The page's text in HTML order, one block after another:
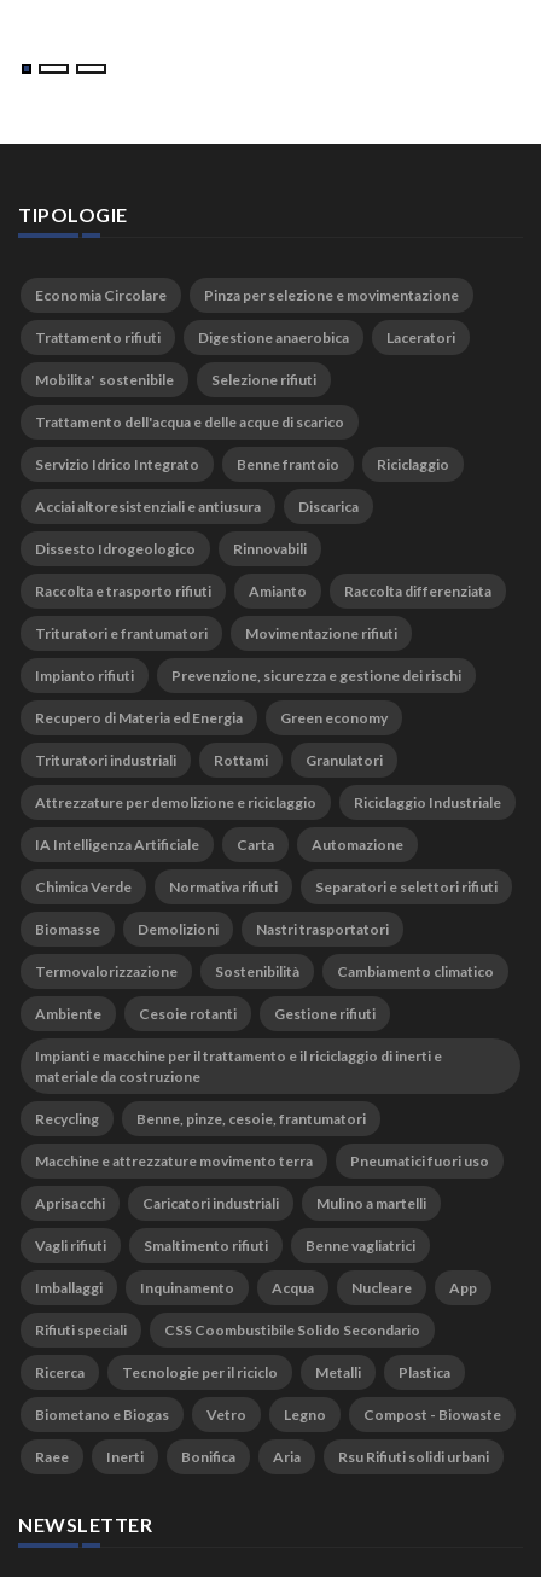
TIPOLOGIE
Economia Circolare Pinza per selezione e movimentazione
Trattamento rifiuti Digestione anaerobica Laceratori
Mobilita' sostenibile Selezione rifiuti
Trattamento dell'acqua e delle acque di scarico
Servizio Idrico Integrato Benne frantoio Riciclaggio
Acciai altoresistenziali e antiusura Discarica
Dissesto Idrogeologico Rinnovabili
Raccolta e trasporto rifiuti Amianto Raccolta differenziata
Trituratori e frantumatori Movimentazione rifiuti
Impianto rifiuti Prevenzione, sicurezza e gestione dei rischi
Recupero di Materia ed Energia Green economy
Trituratori industriali Rottami Granulatori
Attrezzature per demolizione e riciclaggio Riciclaggio Industriale
IA Intelligenza Artificiale Carta Automazione
Chimica Verde Normativa rifiuti Separatori e selettori rifiuti
Biomasse Demolizioni Nastri trasportatori
Termovalorizzazione Sostenibilità Cambiamento climatico
Ambiente Cesoie rotanti Gestione rifiuti
Impianti e macchine per il trattamento e il riciclaggio di inerti e
materiale da costruzione
Recycling Benne, pinze, cesoie, frantumatori
Macchine e attrezzature movimento terra Pneumatici fuori uso
Aprisacchi Caricatori industriali Mulino a martelli
Vagli rifiuti Smaltimento rifiuti Benne vagliatrici
Imballaggi Inquinamento Acqua Nucleare App
Rifiuti speciali CSS Coombustibile Solido Secondario
Ricerca Tecnologie per il riciclo Metalli Plastica
Biometano e Biogas Vetro Legno Compost - Biowaste
Raee Inerti Bonifica Aria Rsu Rifiuti solidi urbani
NEWSLETTER